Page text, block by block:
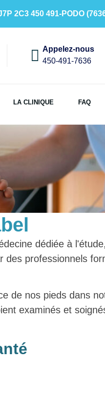
2C3 450 491-PODO
Appelez-nous
450-491-7636
LA CLINIQUE FAQ
dédiée à
professionnels
de nos pieds dans
examinés et